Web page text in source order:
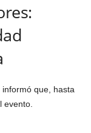
que, hasta
evento.